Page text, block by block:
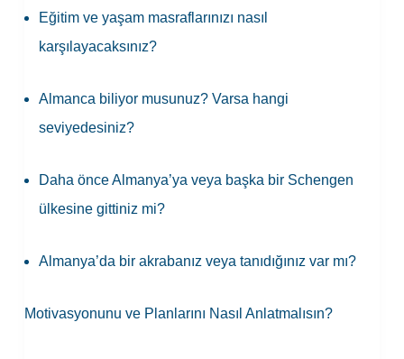
Eğitim ve yaşam masraflarınızı nasıl
karşılayacaksınız?
Almanca biliyor musunuz? Varsa hangi
seviyedesiniz?
Daha önce Almanya’ya veya başka bir Schengen
ülkesine gittiniz mi?
Almanya’da bir akrabanız veya tanıdığınız var mı?
Motivasyonunu ve Planlarını Nasıl Anlatmalısın?